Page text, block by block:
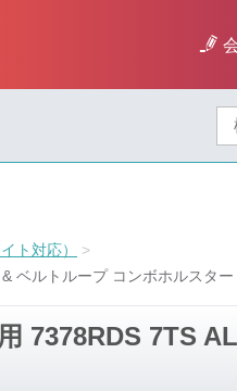
ト対応）
ベルトループ コンボホルスター
7378RDS 7TS